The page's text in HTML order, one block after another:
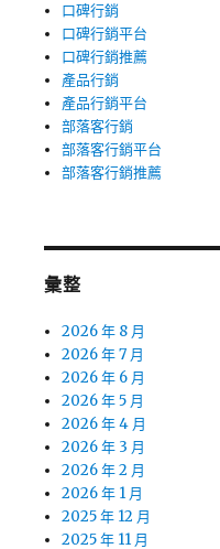
口碑行銷
口碑行銷平台
口碑行銷推薦
產品行銷
產品行銷平台
部落客行銷
部落客行銷平台
部落客行銷推薦
彙整
2026 年 8 月
2026 年 7 月
2026 年 6 月
2026 年 5 月
2026 年 4 月
2026 年 3 月
2026 年 2 月
2026 年 1 月
2025 年 12 月
2025 年 11 月